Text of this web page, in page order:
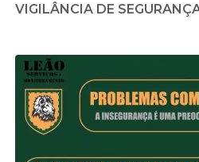
VIGILÂNCIA DE